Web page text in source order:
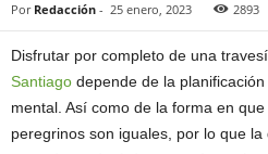
Por Redacción - 25 enero, 2023 2893
Disfrutar por completo de una
Santiago depende de la
mental. Así como de la forma en
peregrinos son iguales, por lo que